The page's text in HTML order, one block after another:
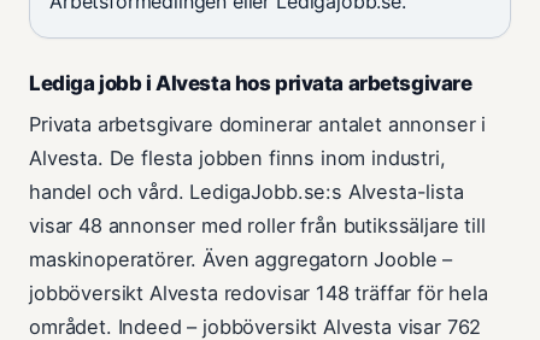
Lediga jobb i Alvesta hos privata arbetsgivare
Privata arbetsgivare dominerar antalet annonser i
Alvesta. De flesta jobben finns inom industri,
handel och vård. LedigaJobb.se:s Alvesta-lista
visar 48 annonser med roller från butikssäljare till
maskinoperatörer. Även aggregatorn Jooble –
jobböversikt Alvesta redovisar 148 träffar för hela
området. Indeed – jobböversikt Alvesta visar 762